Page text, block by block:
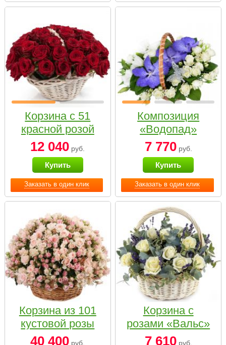
Заказать в один клик
Корзина с 51
красной розой
12 040 руб.
Купить
Заказать в один клик
Композиция
«Водопад»
7 770руб.
Купить
Корзина из 101
кустовой розы
нежных тонов
40 400 руб.
Корзина с
розами «Вальс»
7 610руб.